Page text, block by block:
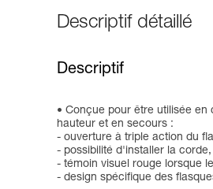
Descriptif détaillé
Descriptif
Conçue pour être utilisée en
hauteur et en secours :
- ouverture à triple action du
- possibilité d'installer la
- témoin visuel rouge lorsque
- design spécifique des